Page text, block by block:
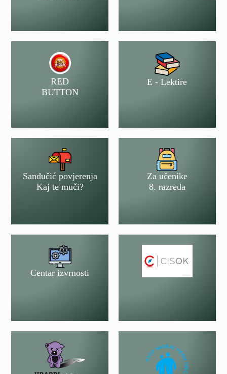
RED
BUTTON
E - Lektire
Sandučić povjerenja
Kaj te muči?
Za učenike
8. razreda
Centar izvrnosti